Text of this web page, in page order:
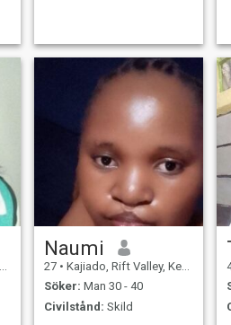
Naumi
27 • Kajiado, Rift Valley, Kenya
Söker: Man 30 - 40
Civilstånd: Skild